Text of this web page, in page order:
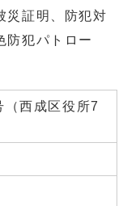
災証明、防犯対
防犯パトロー
西成区役所7